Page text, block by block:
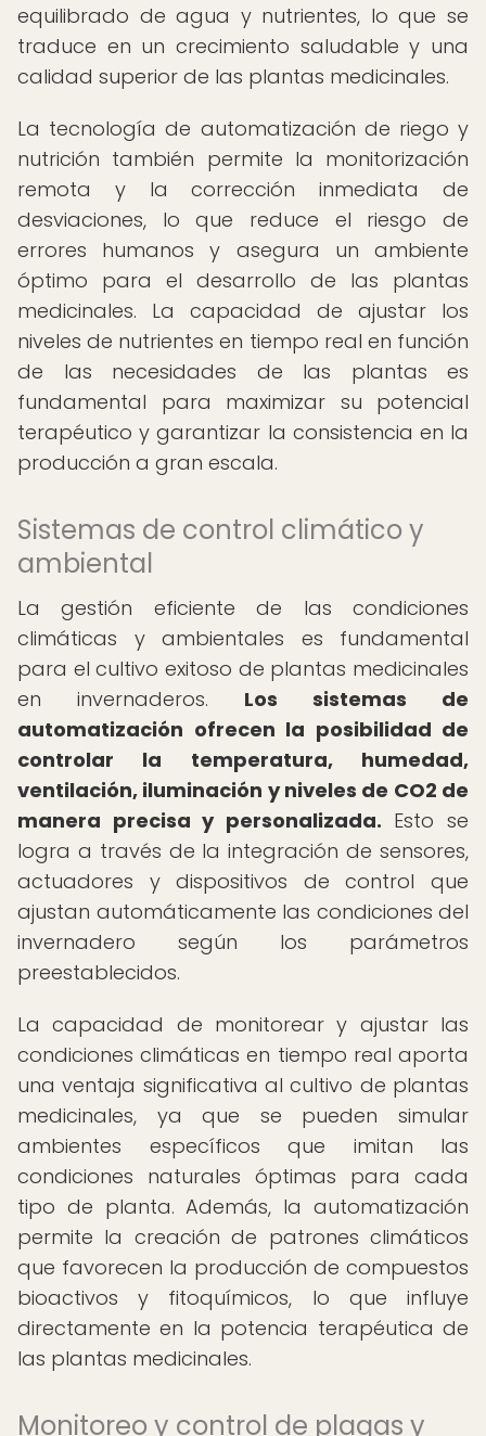
equilibrado de agua y nutrientes, lo que se
traduce en un crecimiento saludable y una
calidad superior de las plantas medicinales.
La tecnología de automatización de riego y
nutrición también permite la monitorización
remota y la corrección inmediata de
desviaciones, lo que reduce el riesgo de
errores humanos y asegura un ambiente
óptimo para el desarrollo de las plantas
medicinales. La capacidad de ajustar los
niveles de nutrientes en tiempo real en función
de las necesidades de las plantas es
fundamental para maximizar su potencial
terapéutico y garantizar la consistencia en la
producción a gran escala.
Sistemas de control climático y
ambiental
La gestión eficiente de las condiciones
climáticas y ambientales es fundamental
para el cultivo exitoso de plantas medicinales
en invernaderos. Los sistemas de
automatización ofrecen la posibilidad de
controlar la temperatura, humedad,
ventilación, iluminación y niveles de CO2 de
manera precisa y personalizada. Esto se
logra a través de la integración de sensores,
actuadores y dispositivos de control que
ajustan automáticamente las condiciones del
invernadero según los parámetros
preestablecidos.
La capacidad de monitorear y ajustar las
condiciones climáticas en tiempo real aporta
una ventaja significativa al cultivo de plantas
medicinales, ya que se pueden simular
ambientes específicos que imitan las
condiciones naturales óptimas para cada
tipo de planta. Además, la automatización
permite la creación de patrones climáticos
que favorecen la producción de compuestos
bioactivos y fitoquímicos, lo que influye
directamente en la potencia terapéutica de
las plantas medicinales.
Monitoreo y control de plagas y